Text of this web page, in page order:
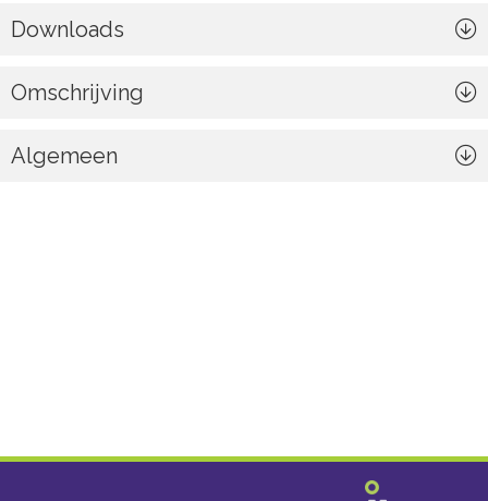
Downloads
Omschrijving
Algemeen